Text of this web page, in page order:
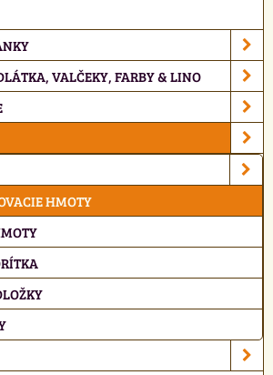
VALČEKY, FARBY & LINO
HMOTY